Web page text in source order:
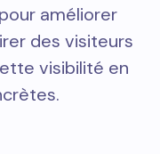
améliorer
des visiteurs
visibilité en